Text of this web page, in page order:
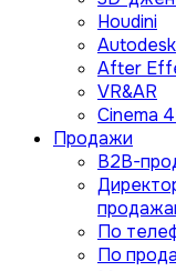
Houdini
After
VR&AR
Cinema
Продажи
B2B-
По
По